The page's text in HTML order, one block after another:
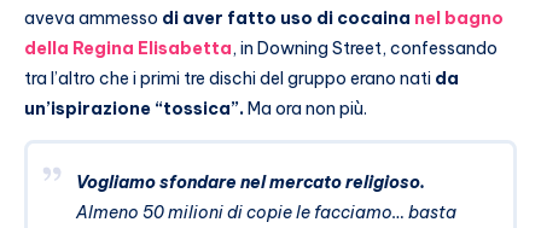
aveva ammesso di aver fatto uso di cocaina nel bagno
della Regina Elisabetta, in Downing Street, confessando
tra l’altro che i primi tre dischi del gruppo erano nati da
un’ispirazione “tossica”.Ma ora non più.
Vogliamo sfondare nel mercato religioso.
Almeno 50 milioni di copie le facciamo… basta